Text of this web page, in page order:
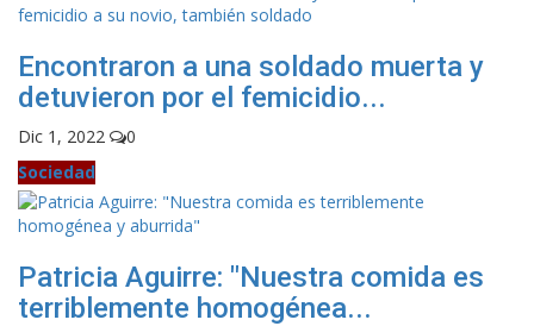
Encontraron a una soldado muerta y
detuvieron por el femicidio...
Dic 1, 2022
0
Sociedad
Patricia Aguirre: "Nuestra comida es
terriblemente homogénea...